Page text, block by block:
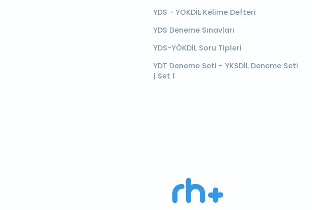
YDS - YÖKDİL Kelime Defteri
YDS Deneme Sınavları
YDS-YÖKDİL Soru Tipleri
YDT Deneme Seti - YKSDİL Deneme Seti
| Set 1